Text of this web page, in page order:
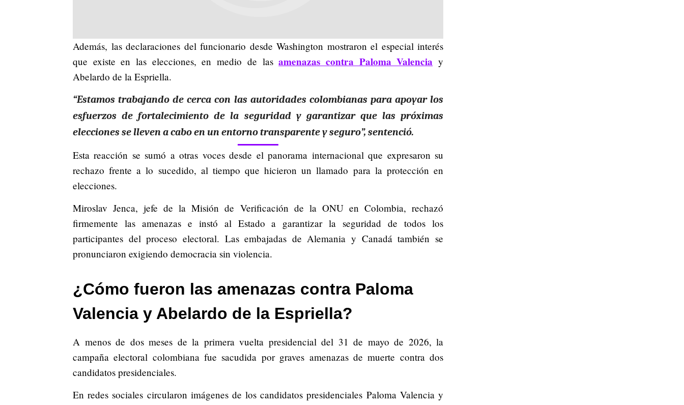
Además, las declaraciones del funcionario desde Washington mostraron el especial interés
que existe en las elecciones, en medio de lasamenazas contra Paloma Valencia y
Abelardo de la Espriella.
“Estamos trabajando de cerca con las autoridades colombianas para apoyar los
esfuerzos de fortalecimiento de la seguridad y garantizar que las próximas
elecciones se lleven a cabo en un entorno transparente y seguro”, sentenció.
Esta reacción se sumó a otras voces desde el panorama internacional que expresaron su
rechazo frente a lo sucedido, al tiempo que hicieron un llamado para la protección en
elecciones.
Miroslav Jenca, jefe de la Misión de Verificación de la ONU en Colombia, rechazó
firmemente las amenazas e instó al Estado a garantizar la seguridad de todos los
participantes del proceso electoral. Las embajadas de Alemania y Canadá también se
pronunciaron exigiendo democracia sin violencia.
¿Cómo fueron las amenazas contra Paloma
Valencia y Abelardo de la Espriella?
A menos de dos meses de la primera vuelta presidencial del 31 de mayo de 2026, la
campaña electoral colombiana fue sacudida por graves amenazas de muerte contra dos
candidatos presidenciales.
En redes sociales circularon imágenes de los candidatos presidenciales Paloma Valencia y